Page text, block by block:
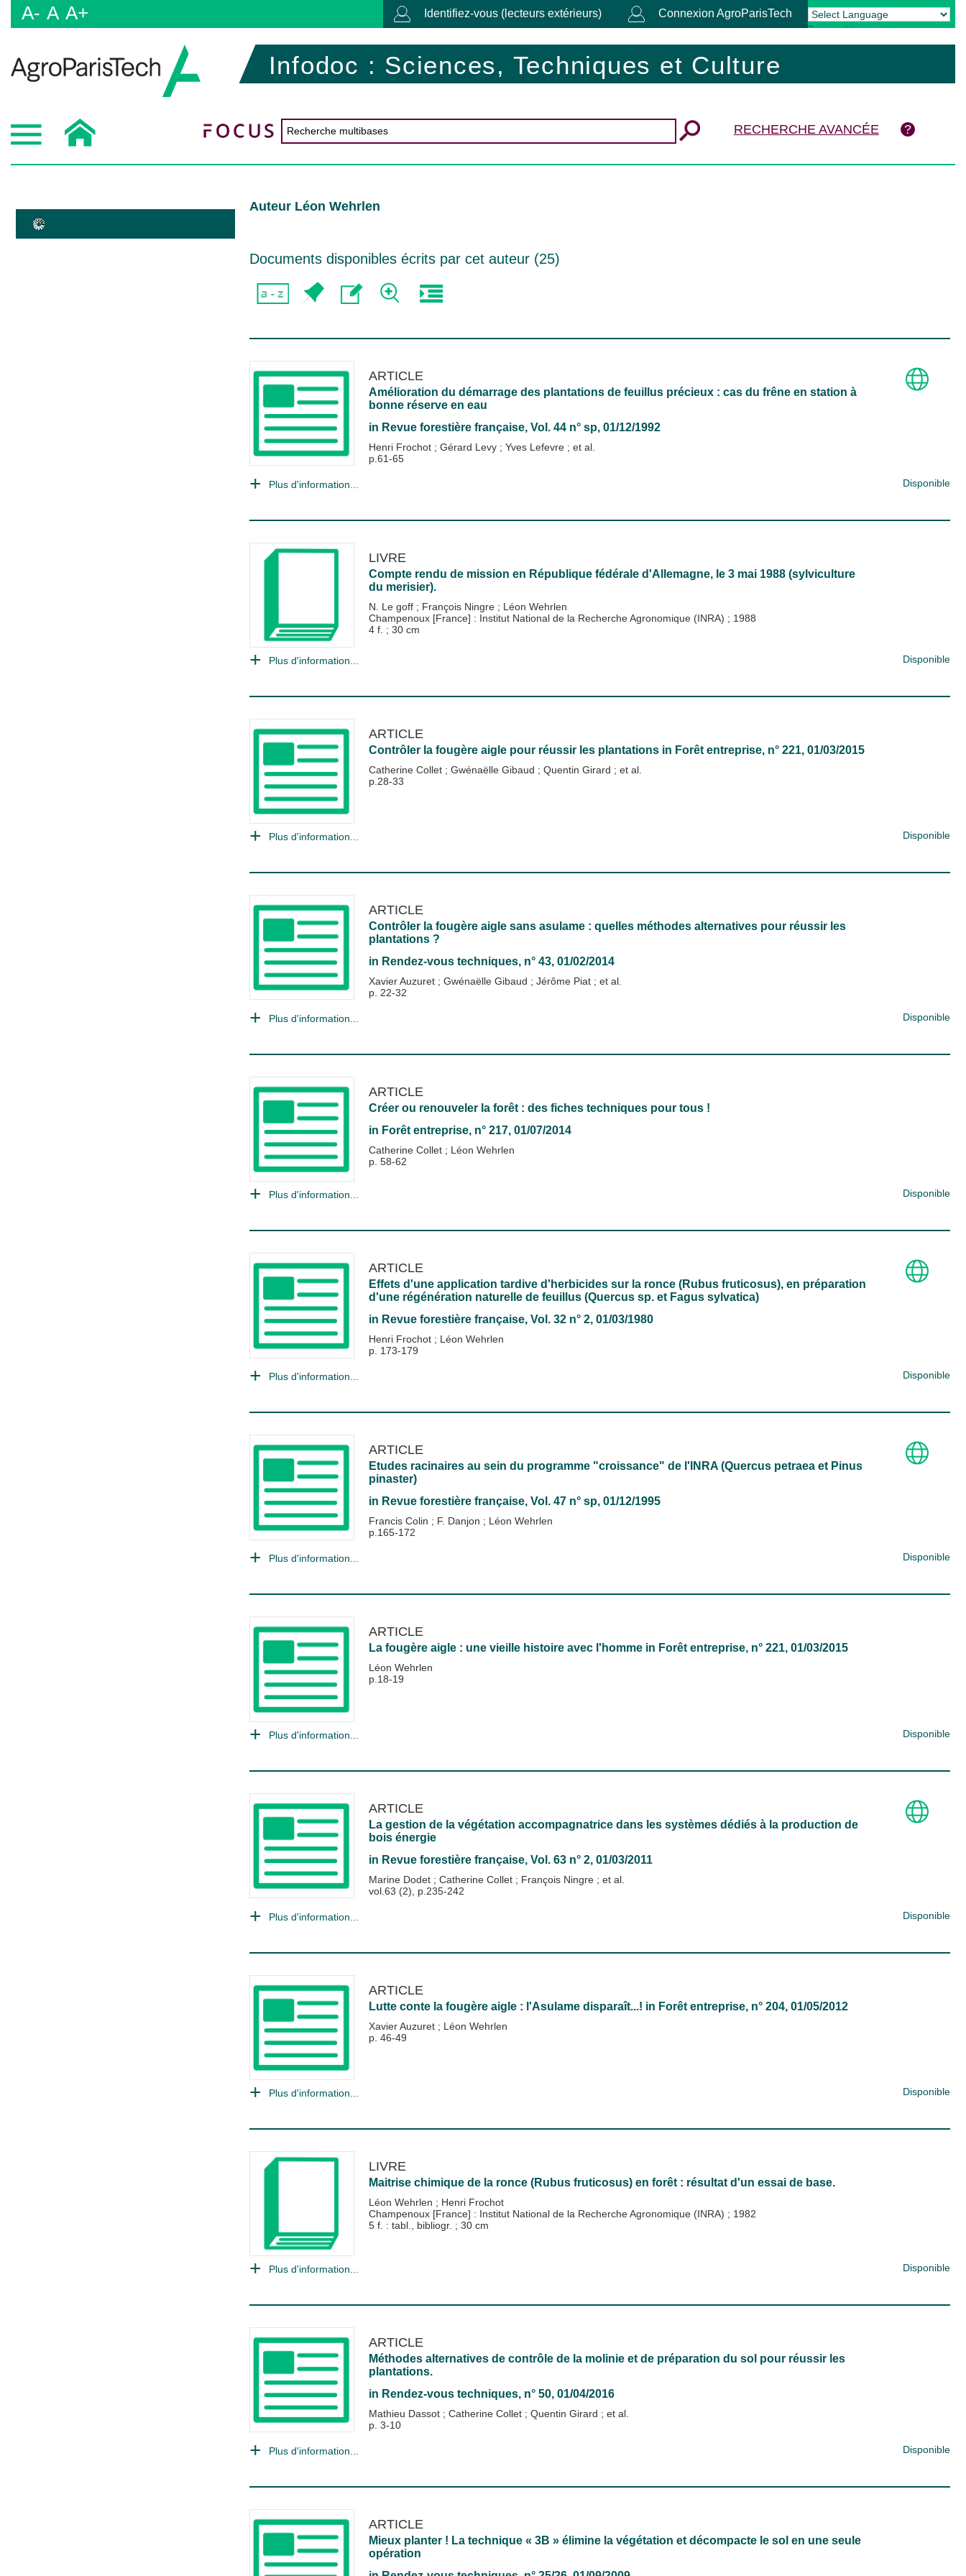
A- A A+ Identifiez-vous (lecteurs extérieurs) Connexion AgroParisTech
Powered by Translate
Infodoc : Sciences, Techniques et Culture
RECHERCHE AVANCÉE
Auteur Léon Wehrlen
Documents disponibles écrits par cet auteur (25)
ARTICLE
Amélioration du démarrage des plantations de feuillus précieux : cas du frêne en station à
bonne réserve en eau
in Revue forestière française, Vol. 44 n° sp, 01/12/1992
Henri Frochot ; Gérard Levy ; Yves Lefevre ; et al.
p.61-65
Plus d'information... Disponible
LIVRE
Compte rendu de mission en République fédérale d'Allemagne, le 3 mai 1988 (sylviculture
du merisier).
N. Le goff ; François Ningre ; Léon Wehrlen
Champenoux [France] : Institut National de la Recherche Agronomique (INRA) ; 1988
4 f. ; 30 cm
Plus d'information... Disponible
ARTICLE
Contrôler la fougère aigle pour réussir les plantations in Forêt entreprise, n° 221, 01/03/2015
Catherine Collet ; Gwénaëlle Gibaud ; Quentin Girard ; et al.
p.28-33
Plus d'information... Disponible
ARTICLE
Contrôler la fougère aigle sans asulame : quelles méthodes alternatives pour réussir les
plantations ?
in Rendez-vous techniques, n° 43, 01/02/2014
Xavier Auzuret ; Gwénaëlle Gibaud ; Jérôme Piat ; et al.
p. 22-32
Plus d'information... Disponible
ARTICLE
Créer ou renouveler la forêt : des fiches techniques pour tous !
in Forêt entreprise, n° 217, 01/07/2014
Catherine Collet ; Léon Wehrlen
p. 58-62
Plus d'information... Disponible
ARTICLE
Effets d'une application tardive d'herbicides sur la ronce (Rubus fruticosus), en préparation
d'une régénération naturelle de feuillus (Quercus sp. et Fagus sylvatica)
in Revue forestière française, Vol. 32 n° 2, 01/03/1980
Henri Frochot ; Léon Wehrlen
p. 173-179
Plus d'information... Disponible
ARTICLE
Etudes racinaires au sein du programme "croissance" de l'INRA (Quercus petraea et Pinus
pinaster)
in Revue forestière française, Vol. 47 n° sp, 01/12/1995
Francis Colin ; F. Danjon ; Léon Wehrlen
p.165-172
Plus d'information... Disponible
ARTICLE
La fougère aigle : une vieille histoire avec l'homme in Forêt entreprise, n° 221, 01/03/2015
Léon Wehrlen
p.18-19
Plus d'information... Disponible
ARTICLE
La gestion de la végétation accompagnatrice dans les systèmes dédiés à la production de
bois énergie
in Revue forestière française, Vol. 63 n° 2, 01/03/2011
Marine Dodet ; Catherine Collet ; François Ningre ; et al.
vol.63 (2), p.235-242
Plus d'information... Disponible
ARTICLE
Lutte conte la fougère aigle : l'Asulame disparaît...! in Forêt entreprise, n° 204, 01/05/2012
Xavier Auzuret ; Léon Wehrlen
p. 46-49
Plus d'information... Disponible
LIVRE
Maitrise chimique de la ronce (Rubus fruticosus) en forêt : résultat d'un essai de base.
Léon Wehrlen ; Henri Frochot
Champenoux [France] : Institut National de la Recherche Agronomique (INRA) ; 1982
5 f. : tabl., bibliogr. ; 30 cm
Plus d'information... Disponible
ARTICLE
Méthodes alternatives de contrôle de la molinie et de préparation du sol pour réussir les
plantations.
in Rendez-vous techniques, n° 50, 01/04/2016
Mathieu Dassot ; Catherine Collet ; Quentin Girard ; et al.
p. 3-10
Plus d'information... Disponible
ARTICLE
Mieux planter ! La technique « 3B » élimine la végétation et décompacte le sol en une seule
opération